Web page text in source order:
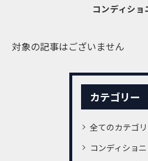
コンディショ
対象の記事はございません
カテゴリー
全てのカテゴ
コンディショ